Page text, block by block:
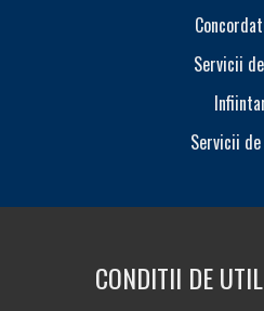
Servicii
Servicii
CONDITII DE